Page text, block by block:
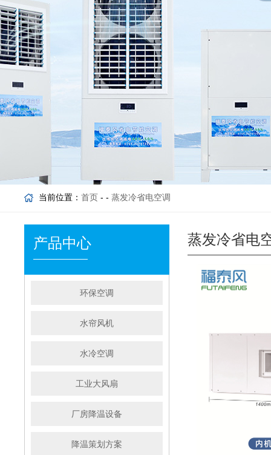
当前位置： 首页 - - 蒸发冷省电空调
产品中心
环保空调
水帘风机
水冷空调
工业大风扇
厂房降温设备
降温策划方案
蒸发冷省电